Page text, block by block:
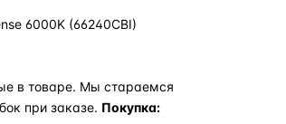
6000K (66240CBI)
в товаре. Мы стараемся
при заказе. Покупка: